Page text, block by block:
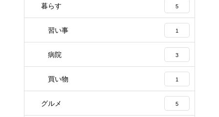
暮らす 5
習い事 1
病院 3
買い物 1
グルメ 5